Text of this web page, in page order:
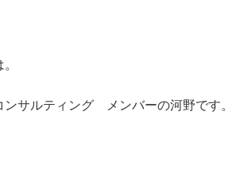
ンサルティング メンバーの河野です。